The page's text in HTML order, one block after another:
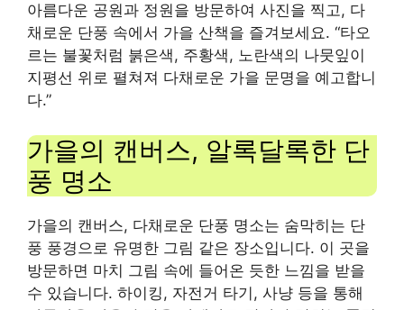
아름다운 공원과 정원을 방문하여 사진을 찍고, 다
채로운 단풍 속에서 가을 산책을 즐겨보세요. “타오
르는 불꽃처럼 붉은색, 주황색, 노란색의 나뭇잎이
지평선 위로 펼쳐져 다채로운 가을 문명을 예고합니
다.”
가을의 캔버스, 알록달록한 단
풍 명소
가을의 캔버스, 다채로운 단풍 명소는 숨막히는 단
풍 풍경으로 유명한 그림 같은 장소입니다. 이 곳을
방문하면 마치 그림 속에 들어온 듯한 느낌을 받을
수 있습니다. 하이킹, 자전거 타기, 사냥 등을 통해